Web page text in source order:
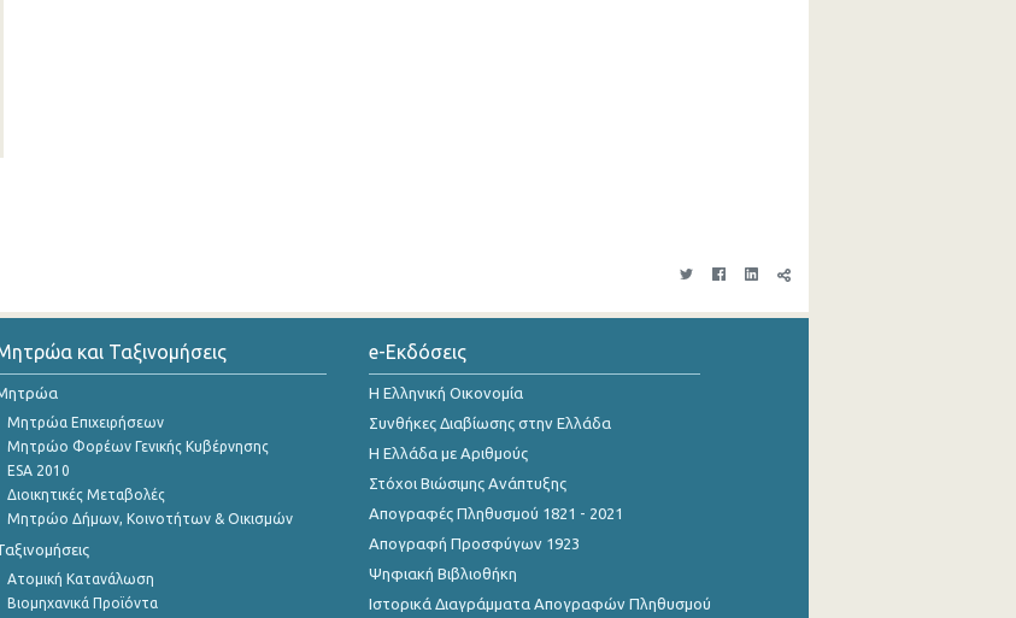
και Ταξινομήσεις
Μητρώα Επιχειρήσεων
Μητρώο Φορέων Γενικής Κυβέρνησης
ESA 2010
Διοικητικές Μεταβολές
Μητρώο Δήμων, Κοινοτήτων & Οικισμών
Ατομική Κατανάλωση
Βιομηχανικά Προϊόντα
e-Εκδόσεις
Η Ελληνική Οικονομία
Συνθήκες Διαβίωσης στην Ελλάδα
Η Ελλάδα με Αριθμούς
Στόχοι Βιώσιμης Ανάπτυξης
Απογραφές Πληθυσμού 1821 - 2021
Απογραφή Προσφύγων 1923
Ψηφιακή Βιβλιοθήκη
Ιστορικά Διαγράμματα Απογραφών Πληθυσμού